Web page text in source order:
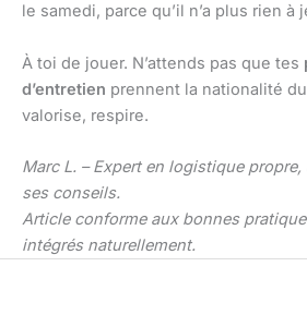
le samedi, parce qu’il n’a plus rien à
À toi de jouer. N’attends pas que tes
d’entretien prennent la nationalité
valorise, respire.
Marc L. – Expert en logistique
ses conseils.
Article conforme aux bonnes
intégrés naturellement.